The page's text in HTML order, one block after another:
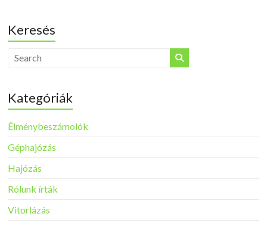
Keresés
Kategóriák
Élménybeszámolók
Géphajózás
Hajózás
Rólunk írták
Vitorlázás